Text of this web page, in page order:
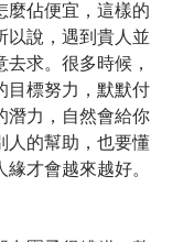
麼佔便宜，這樣的
以說，遇到貴人並
求。很多時候，
目標努力，默默付
潛力，自然會給你
人的幫助，也要懂
才會越來越好。